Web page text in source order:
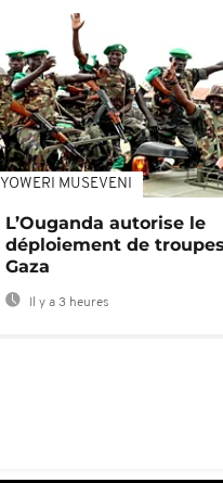
YOWERI MUSEVENI
L’Ouganda autorise le
déploiement de
Gaza
Il y a 3 heures